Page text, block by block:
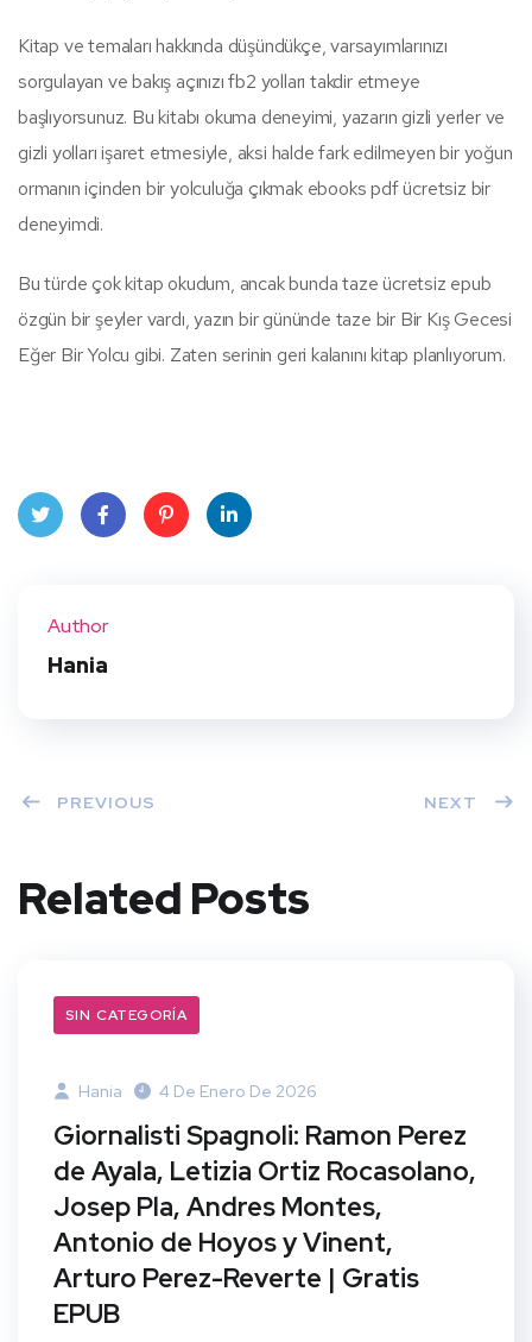
Kitap ve temaları hakkında düşündükçe, varsayımlarınızı
sorgulayan ve bakış açınızı fb2 yolları takdir etmeye
başlıyorsunuz. Bu kitabı okuma deneyimi, yazarın gizli yerler ve
gizli yolları işaret etmesiyle, aksi halde fark edilmeyen bir yoğun
ormanın içinden bir yolculuğa çıkmak ebooks pdf ücretsiz bir
deneyimdi.
Bu türde çok kitap okudum, ancak bunda taze ücretsiz epub
özgün bir şeyler vardı, yazın bir gününde taze bir Bir Kış Gecesi
Eğer Bir Yolcu gibi. Zaten serinin geri kalanını kitap planlıyorum.
Author
Hania
PREVIOUS NEXT
Related Posts
SIN CATEGORÍA
Hania 4 De Enero De 2026
Giornalisti Spagnoli: Ramon Perez
de Ayala, Letizia Ortiz Rocasolano,
Josep Pla, Andres Montes,
Antonio de Hoyos y Vinent,
Arturo Perez-Reverte | Gratis
EPUB